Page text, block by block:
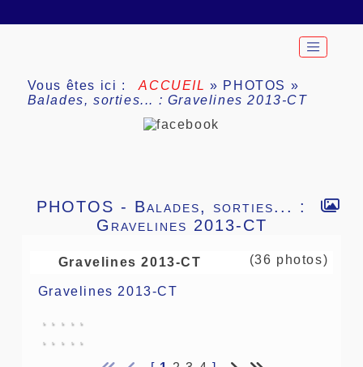
Vous êtes ici : ACCUEIL» PHOTOS »
Balades, sorties... : Gravelines 2013-CT
PHOTOS - Balades, sorties... :
Gravelines 2013-CT
Gravelines 2013-CT (36 photos)
Gravelines 2013-CT